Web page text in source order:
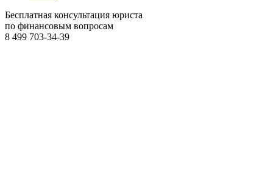
Бесплатная консультация юриста
по финансовым вопросам
8 499 703-34-39